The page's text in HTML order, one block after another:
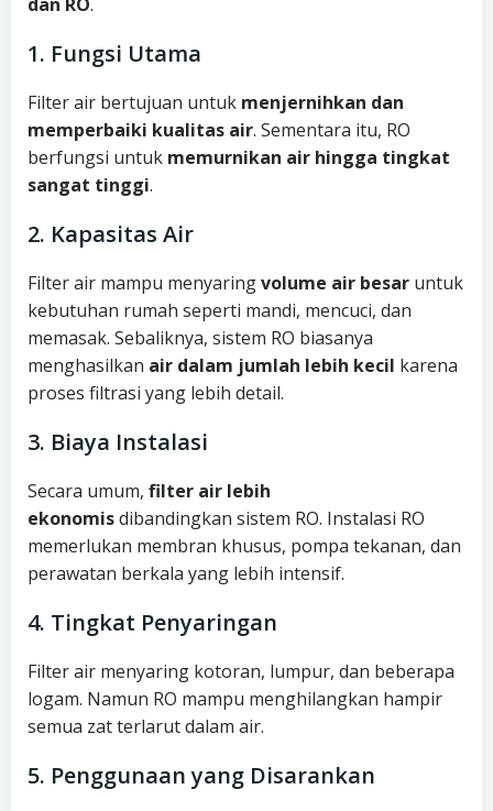
1. Fungsi Utama
Filter air bertujuan untuk menjernihkan dan
memperbaiki kualitas air. Sementara itu, RO
berfungsi untuk memurnikan air hingga tingkat
sangat tinggi.
2. Kapasitas Air
Filter air mampu menyaringvolume air besar untuk
kebutuhan rumah seperti mandi, mencuci, dan
memasak. Sebaliknya, sistem RO biasanya
menghasilkan air dalam jumlah lebih kecil karena
proses filtrasi yang lebih detail.
3. Biaya Instalasi
Secara umum, filter air lebih
ekonomisdibandingkan sistem RO. Instalasi RO
memerlukan membran khusus, pompa tekanan, dan
perawatan berkala yang lebih intensif.
4. Tingkat Penyaringan
Filter air menyaring kotoran, lumpur, dan beberapa
logam. Namun RO mampu menghilangkan hampir
semua zat terlarut dalam air.
5. Penggunaan yang Disarankan